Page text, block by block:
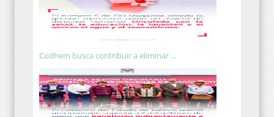
Codhem busca contribuir a eliminar ...